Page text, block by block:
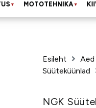
▼ MOTOTEHNIKA▼
Esileht
Süüteküünlad
NGK